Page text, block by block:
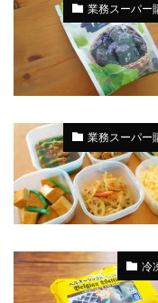
業務スーパー
業務スーパー
冷